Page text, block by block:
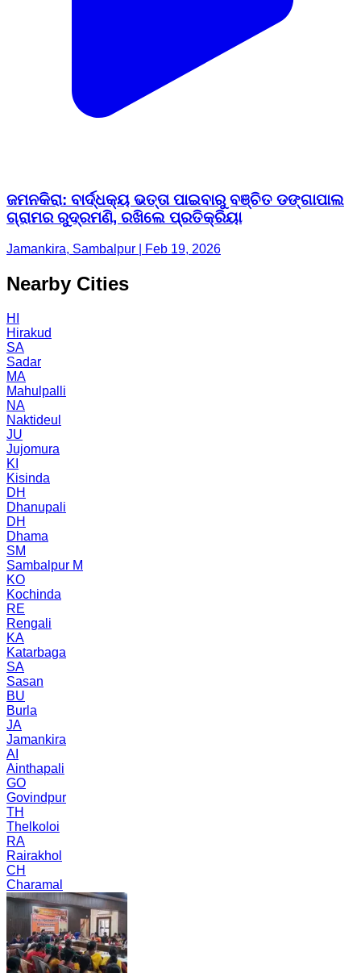
ଜମନକିରା: ବାର୍ଦ୍ଧକ୍ୟ ଭତ୍ତା ପାଇବାରୁ ବଞ୍ଚିତ ଡଙ୍ଗାପାଲ
ଗ୍ରାମର ରୁଦ୍ରମଣି, ରଖିଲେ ପ୍ରତିକ୍ରିୟା
Jamankira, Sambalpur | Feb 19, 2026
Nearby Cities
HI
Hirakud
SA
Sadar
MA
Mahulpalli
NA
Naktideul
JU
Jujomura
KI
Kisinda
DH
Dhanupali
DH
Dhama
SM
Sambalpur M
KO
Kochinda
RE
Rengali
KA
Katarbaga
SA
Sasan
BU
Burla
JA
Jamankira
AI
Ainthapali
GO
Govindpur
TH
Thelkoloi
RA
Rairakhol
CH
Charamal